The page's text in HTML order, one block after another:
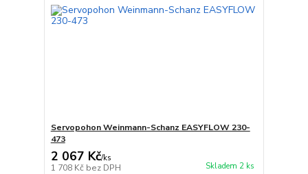
Servopohon Weinmann-Schanz EASYFLOW 230-
473
2 067 Kč/ks
1 708 Kč bez DPH Skladem 2 ks